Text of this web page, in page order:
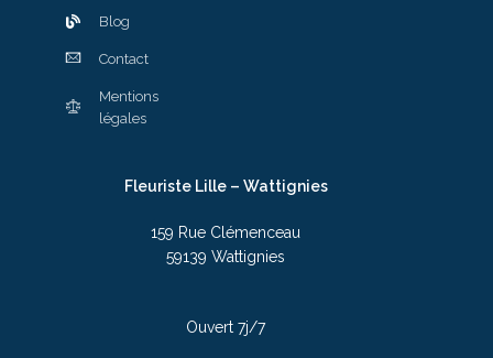
Blog
Contact
Mentions
légales
Fleuriste Lille – Wattignies
159 Rue Clémenceau
59139 Wattignies
Ouvert 7j/7